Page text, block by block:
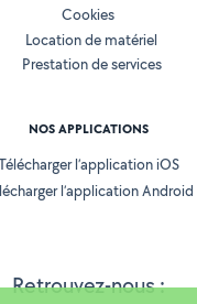
Retrouvez-nous :
Cookies
Location de matériel
Prestation de services
NOS APPLICATIONS
l’application iOS
l’application Android